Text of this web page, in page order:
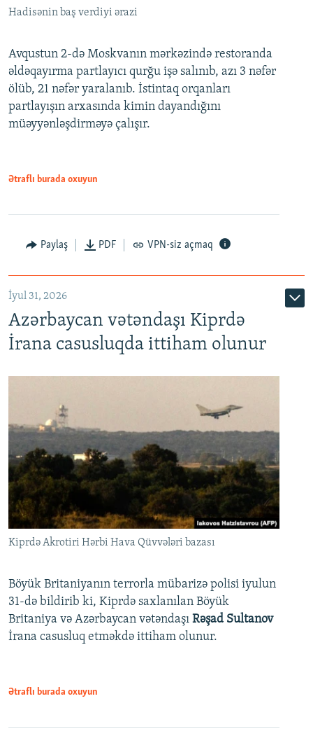
Hadisənin baş verdiyi ərazi
Avqustun 2-də Moskvanın mərkəzində restoranda
əldəqayırma partlayıcı qurğu işə salınıb, azı 3 nəfər
ölüb, 21 nəfər yaralanıb. İstintaq orqanları
partlayışın arxasında kimin dayandığını
müəyyənləşdirməyə çalışır.
Ətraflı burada oxuyun
Paylaş PDF VPN-siz açmaq
İyul 31, 2026
Azərbaycan vətəndaşı Kiprdə
İrana casusluqda ittiham olunur
Kiprdə Akrotiri Hərbi Hava Qüvvələri bazası
Böyük Britaniyanın terrorla mübarizə polisi iyulun
31-də bildirib ki, Kiprdə saxlanılan Böyük
Britaniya və Azərbaycan vətəndaşı Rəşad Sultanov
İrana casusluq etməkdə ittiham olunur.
Ətraflı burada oxuyun